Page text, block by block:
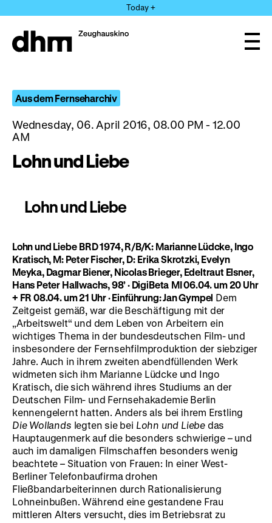
directly
the
Today +
Aus dem Fernseharchiv
Wednesday, 06. April 2016, 08.00 PM - 12.00
AM
Lohn und Liebe
Lohn und Liebe
Lohn und Liebe BRD 1974, R/B/K: Marianne Lüdcke, Ingo
Kratisch, M: Peter Fischer, D: Erika Skrotzki, Evelyn
Meyka, Dagmar Biener, Nicolas Brieger, Edeltraut Elsner,
Hans Peter Hallwachs, 98’·DigiBeta MI 06.04. um 20 Uhr
+ FR 08.04. um 21 Uhr·Einführung: Jan Gympel Dem
Zeitgeist gemäß, war die Beschäftigung mit der
„Arbeitswelt“ und dem Leben von Arbeitern ein
wichtiges Thema in der bundesdeutschen Film- und
insbesondere der Fernsehfilmproduktion der siebziger
Jahre. Auch in ihrem zweiten abendfüllenden Werk
widmeten sich ihm Marianne Lüdcke und Ingo
Kratisch, die sich während ihres Studiums an der
Deutschen Film- und Fernsehakademie Berlin
kennengelernt hatten. Anders als bei ihrem Erstling
Die Wollands legten sie bei Lohn und Liebe das
Hauptaugenmerk auf die besonders schwierige – und
auch im damaligen Filmschaffen besonders wenig
beachtete – Situation von Frauen: In einer West-
Berliner Telefonbaufirma drohen
Fließbandarbeiterinnen durch Rationalisierung
Lohneinbußen. Während eine gestandene Frau
mittleren Alters versucht, dies im Betriebsrat zu